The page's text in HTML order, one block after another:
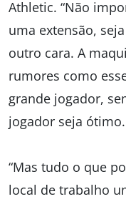
Athletic. “Não
uma extensão,
outro cara. A
rumores como
grande jogador,
jogador seja ótimo.
“Mas tudo o que
local de trabalho